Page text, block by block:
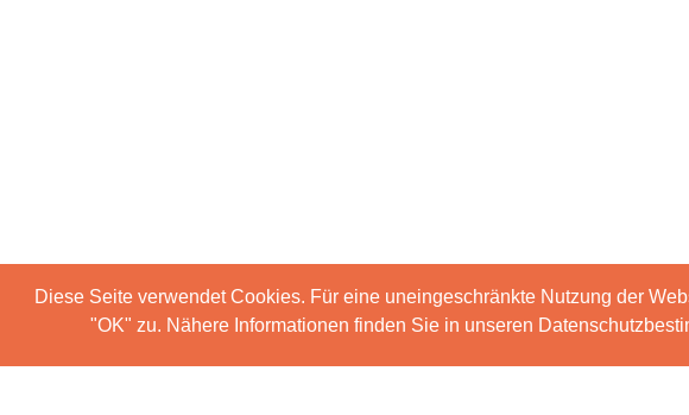
Diese Seite verwendet Cookies. Für eine uneingeschränkte Nutzung der
"OK" zu. Nähere Informationen finden Sie in unseren